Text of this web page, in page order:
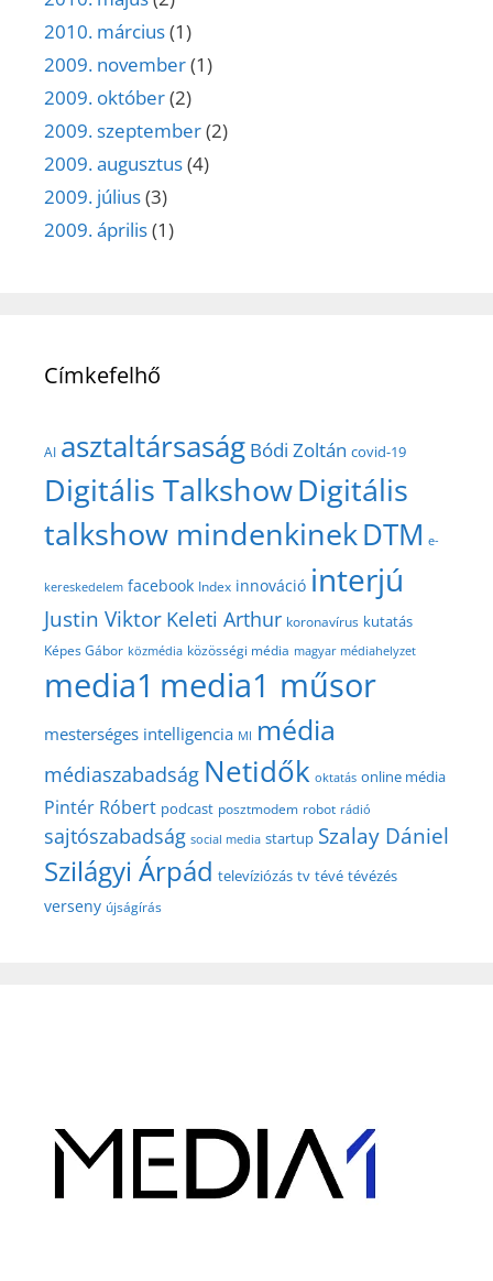
2010. március(1)
2009. november(1)
2009. október(2)
2009. szeptember(2)
2009. augusztus(4)
2009. július(3)
2009. április(1)
Címkefelhő
AI asztaltársaság Bódi Zoltán covid-19
Digitális TalkshowDigitális
talkshow mindenkinekDTM e-
kereskedelem facebook Index innováció interjú
Justin Viktor Keleti Arthur koronavírus kutatás
Képes Gábor közmédia közösségi média magyar médiahelyzet
media1 media1 műsor
mesterséges intelligencia MI média
médiaszabadság Netidők oktatás online média
Pintér Róbert podcast posztmodem robot rádió
sajtószabadság social media startup Szalay Dániel
Szilágyi Árpád televíziózás tv tévé tévézés
verseny újságírás